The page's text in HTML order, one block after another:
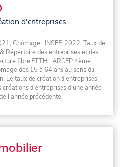
d'entreprises
Chômage : INSEE, 2022. Taux de
Répertoire des entreprises et des
fibre FTTH : ARCEP 4ème
des 15 à 64 ans au sens du
Le taux de création d'entreprises
d'entreprises d'une année
l'année précédente.